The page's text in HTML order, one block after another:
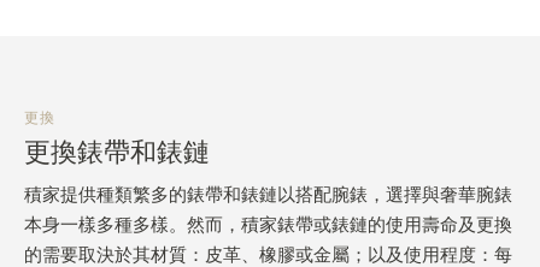
更換
更換錶帶和錶鏈
積家提供種類繁多的錶帶和錶鏈以搭配腕錶，選擇與奢華腕錶
本身一樣多種多樣。然而，積家錶帶或錶鏈的使用壽命及更換
的需要取決於其材質：皮革、橡膠或金屬；以及使用程度：每